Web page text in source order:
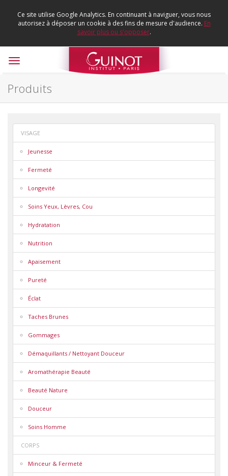
Ce site utilise Google Analytics. En continuant à naviguer, vous nous
autorisez à déposer un cookie à des fins de mesure d'audience. En
savoir plus ou s'opposer.
Toggle
Produits
VISAGE
Jeunesse
Fermeté
Longevité
Soins Yeux, Lèvres, Cou
Hydratation
Nutrition
Apaisement
Pureté
Éclat
Taches Brunes
Gommages
Démaquillants / Nettoyant Douceur
Aromathérapie Beauté
Beauté Nature
Douceur
Soins Homme
CORPS
Minceur & Fermeté